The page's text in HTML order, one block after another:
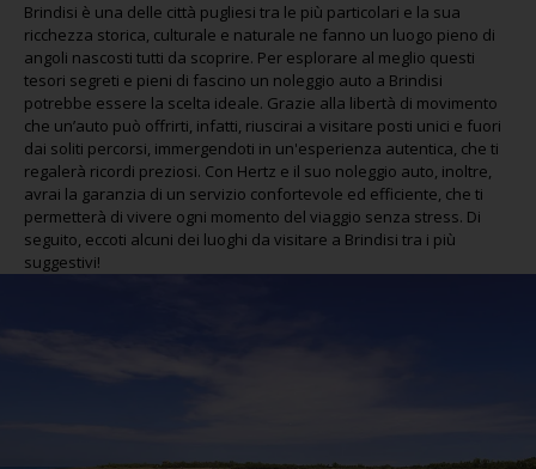
Brindisi è una delle città pugliesi tra le più particolari e la sua
ricchezza storica, culturale e naturale ne fanno un luogo pieno di
angoli nascosti tutti da scoprire. Per esplorare al meglio questi
tesori segreti e pieni di fascino un noleggio auto a Brindisi
potrebbe essere la scelta ideale. Grazie alla libertà di movimento
che un’auto può offrirti, infatti, riuscirai a visitare posti unici e fuori
dai soliti percorsi, immergendoti in un'esperienza autentica, che ti
regalerà ricordi preziosi. Con Hertz e il suo noleggio auto, inoltre,
avrai la garanzia di un servizio confortevole ed efficiente, che ti
permetterà di vivere ogni momento del viaggio senza stress. Di
seguito, eccoti alcuni dei luoghi da visitare a Brindisi tra i più
suggestivi!